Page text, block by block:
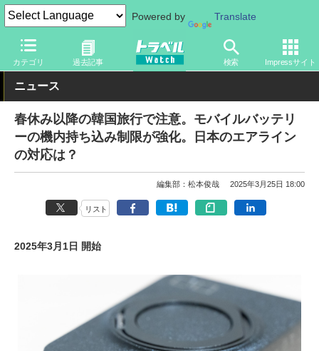
Powered by Translate
カテゴリ 過去記事 検索 Impressサイト
トラベル Watch 旅のアイテム 旅行グッズ 充電器・バッテリー
ニュース
春休み以降の韓国旅行で注意。モバイルバッテリ
ーの機内持ち込み制限が強化。日本のエアライン
の対応は？
編集部：松本俊哉 2025年3月25日 18:00
リスト
2025年3月1日 開始